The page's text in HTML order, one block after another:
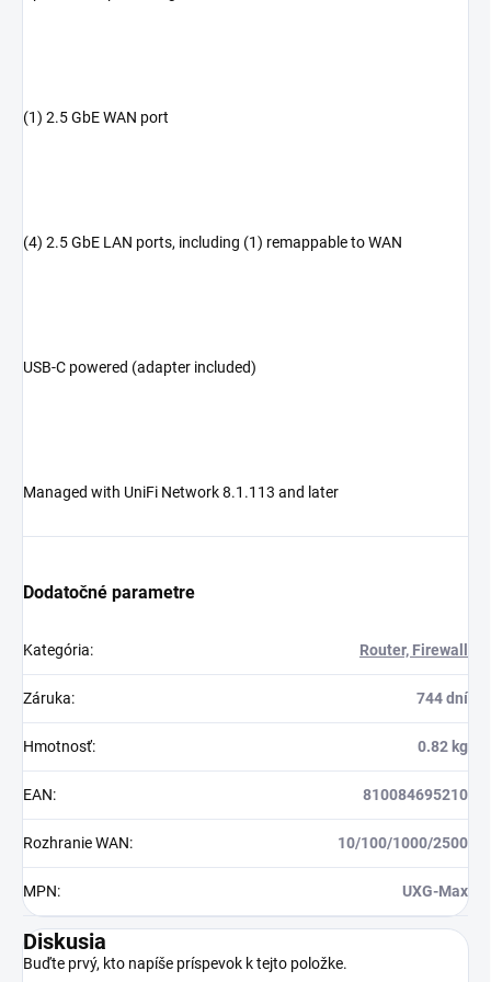
(1) 2.5 GbE WAN port
(4) 2.5 GbE LAN ports, including (1) remappable to WAN
USB-C powered (adapter included)
Managed with UniFi Network 8.1.113 and later
Dodatočné parametre
Kategória: Router, Firewall
Záruka: 744 dní
Hmotnosť: 0.82 kg
EAN: 810084695210
Rozhranie WAN: 10/100/1000/2500
MPN: UXG-Max
Diskusia
Buďte prvý, kto napíše príspevok k tejto položke.